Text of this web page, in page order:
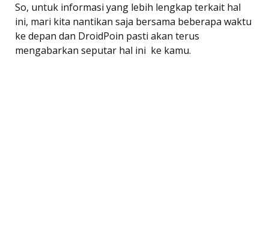
So, untuk informasi yang lebih lengkap terkait hal
ini, mari kita nantikan saja bersama beberapa waktu
ke depan dan DroidPoin pasti akan terus
mengabarkan seputar hal ini ke kamu.